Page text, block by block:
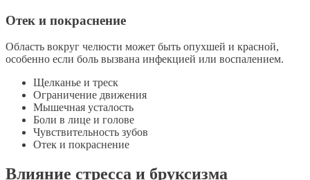
Отек и покраснение
Область вокруг челюсти может быть опухшей и красной,
особенно если боль вызвана инфекцией или воспалением.
Щелканье и треск
Ограничение движения
Мышечная усталость
Боли в лице и голове
Чувствительность зубов
Отек и покраснение
Влияние стресса и бруксизма